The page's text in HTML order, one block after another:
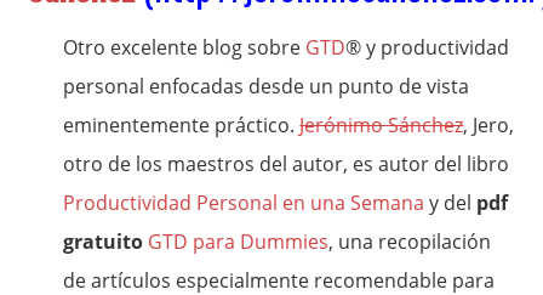
Otro excelente blog sobre GTD® y productividad
personal enfocadas desde un punto de vista
eminentemente práctico.Jerónimo Sánchez, Jero,
otro de los maestros del autor, es autor del libro
Productividad Personal en una Semana y del pdf
gratuito GTD para Dummies, una recopilación
de artículos especialmente recomendable para